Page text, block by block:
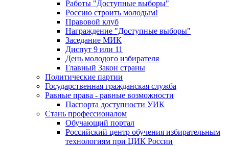
Работы "Доступные выборы"
Россию строить молодым!
Правовой клуб
Награждение "Доступные выборы"
Заседание МИК
Диспут 9 или 11
День молодого избирателя
Главный Закон страны
Политические партии
Государственная гражданская служба
Равные права - равные возможности
Паспорта доступности УИК
Стань профессионалом
Обучающий портал
Российский центр обучения избирательным
технологиям при ЦИК России